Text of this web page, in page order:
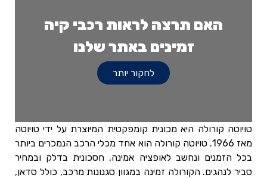
האם תרצה לראות רכבי קיה
זמינים באתר שלנו
לחקור יותר
טויוטה קורולה היא מכונית קומפקטית המיוצרת על ידי טויוטה
מאז 1966. טויוטה קורולה הוא אחד מכלי הרכב הנמכרים ביותר
בכל הזמנים ונחשב לאופציה אמינה, חסכונית בדלק ובמחיר
סביר לנהגים. הקורולה זמינה במגוון סגנונות מרכב, כולל סדאן,